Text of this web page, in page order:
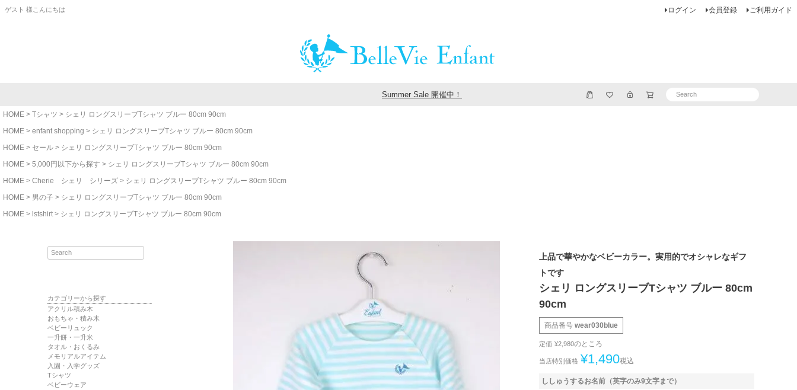
ゲスト 様こんにちは ログイン 会員登録 ご利用ガイド
Summer Sale 開催中！
HOME Tシャツ
シェリ ロングスリーブTシャツ ブルー 80cm 90cm
HOME
enfant shopping
シェリ ロングスリーブTシャツ ブルー 80cm 90cm
HOME
セール
シェリ ロングスリーブTシャツ ブルー 80cm 90cm
HOME
5,000円以下から探す
シェリ ロングスリーブTシャツ ブルー 80cm 90cm
HOME
Cherie シェリ シリーズ
シェリ ロングスリーブTシャツ ブルー 80cm 90cm
HOME
男の子
シェリ ロングスリーブTシャツ ブルー 80cm 90cm
HOME
lstshirt シェリ ロングスリーブTシャツ ブルー 80cm 90cm
カテゴリーから探す
アクリル積み木
おもちゃ・積み木
ベビーリュック
一升餅・一升米
タオル・おくるみ
メモリアルアイテム
入園・入学グッズ
Tシャツ
ベビーウェア
上品で華やかなベビーカラー。実用的でオシャレなギフ
トです
シェリ ロングスリーブTシャツ ブルー 80cm
90cm
商品番号 wear030blue
定価 ¥2,980のところ
当店特別価格 ¥1,490税込
ししゅうするお名前（英字のみ9文字まで）